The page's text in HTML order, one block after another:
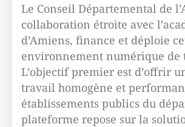
Le Conseil Départemental de
collaboration étroite avec
d’Amiens, finance et déploie
environnement numérique de
L’objectif premier est d’offrir
travail homogène et
établissements publics du
plateforme repose sur la